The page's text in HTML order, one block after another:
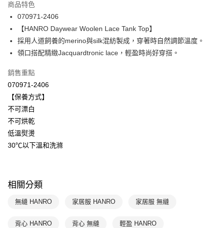
合作金庫商業銀行
華南商業銀行
上海商業儲蓄銀行
台北富邦商業銀行
國泰世華商業銀行
兆豐國際商業銀行
臺灣中小企業銀行
台中商業銀行
聯邦商業銀行
台新國際商業銀行
台灣樂天信用卡公司
Apple Pay
悠遊付
ATM付款
運送方式
付款後全家取貨$888免運-以PackAge+配客嘉循環箱包裝寄出
每筆NT$90，滿NT$888(含以上)免運費
付款後7-11取貨
每筆NT$90，滿NT$1,000(含以上)免運費
商品特色
070971-2406
【HANRO Daywear Woolen Lace Tank Top】
採用人道飼養的merino與silk混紡製成，穿著時自然調節溫度。
領口搭配精緻Jacquardtronic lace，輕盈時尚好穿搭。
銷售重點
070971-2406
【保養方式】
不可漂白
不可烘乾
低溫熨燙
30℃以下溫和洗滌
相關分類
無縫 HANRO 家居服 HANRO 家居服 無縫
背心 HANRO 背心 無縫 輕盈 HANRO